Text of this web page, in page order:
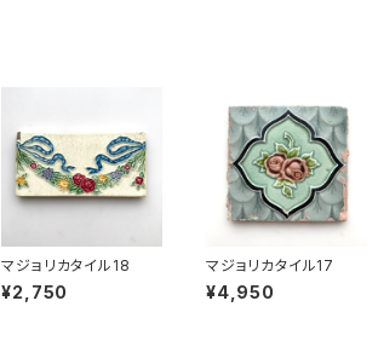
マジョリカタイル18
¥2,750
マジョリカタイル17
¥4,950